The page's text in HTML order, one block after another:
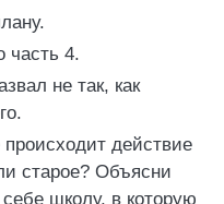
часть 4.
не так, как
действие
старое? Объясни
школу, в которую